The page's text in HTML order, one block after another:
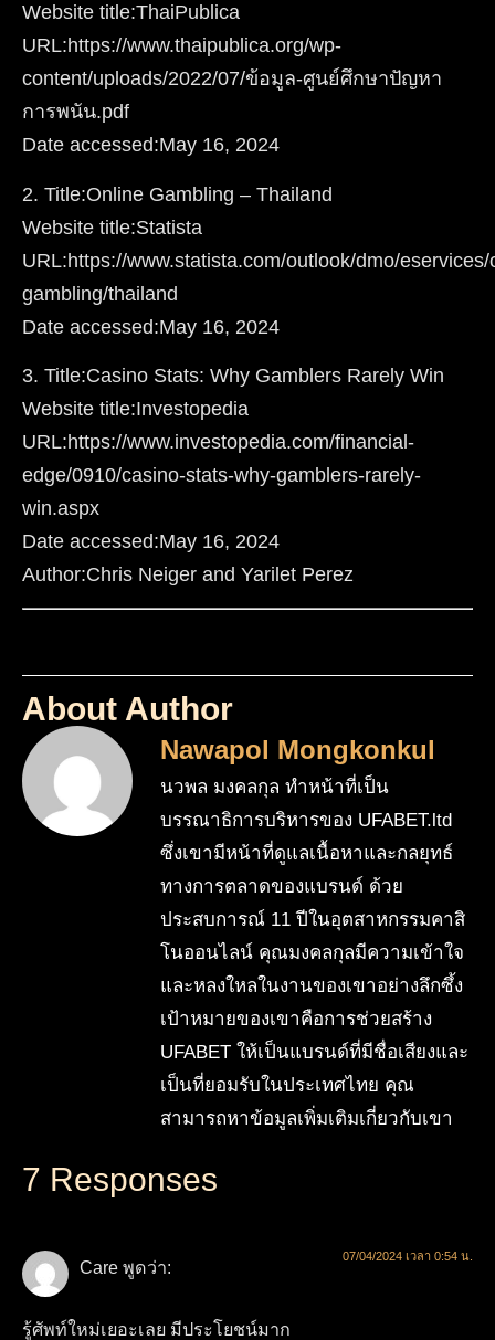
Website title:ThaiPublica
URL:https://www.thaipublica.org/wp-
content/uploads/2022/07/ข้อมูล-ศูนย์ศึกษาปัญหา
การพนัน.pdf
Date accessed:May 16, 2024
2. Title:Online Gambling – Thailand
Website title:Statista
URL:https://www.statista.com/outlook/dmo/eservices/
gambling/thailand
Date accessed:May 16, 2024
3. Title:Casino Stats: Why Gamblers Rarely Win
Website title:Investopedia
URL:https://www.investopedia.com/financial-
edge/0910/casino-stats-why-gamblers-rarely-
win.aspx
Date accessed:May 16, 2024
Author:Chris Neiger and Yarilet Perez
About Author
Nawapol Mongkonkul
นวพล มงคลกุล ทำหน้าที่เป็น
บรรณาธิการบริหารของ UFABET.ltd
ซึ่งเขามีหน้าที่ดูแลเนื้อหาและกลยุทธ์
ทางการตลาดของแบรนด์ ด้วย
ประสบการณ์ 11 ปีในอุตสาหกรรมคาสิ
โนออนไลน์ คุณมงคลกุลมีความเข้าใจ
และหลงใหลในงานของเขาอย่างลึกซึ้ง
เป้าหมายของเขาคือการช่วยสร้าง
UFABET ให้เป็นแบรนด์ที่มีชื่อเสียงและ
เป็นที่ยอมรับในประเทศไทย คุณ
สามารถหาข้อมูลเพิ่มเติมเกี่ยวกับเขา
7 Responses
Care พูดว่า:
07/04/2024 เวลา 0:54 น.
รู้ศัพท์ใหม่เยอะเลย มีประโยชน์มาก